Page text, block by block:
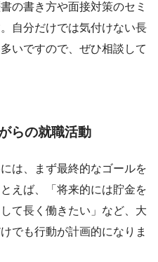
の書き方や面接対策のセミ
自分だけでは気付けない長
いですので、ぜひ相談して
らの就職活動
は、まず最終的なゴールを
えば、「将来的には貯金を
て長く働きたい」など、大
でも行動が計画的になりま